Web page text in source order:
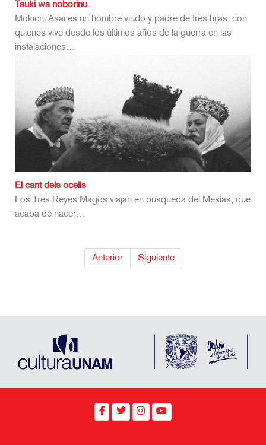
Tsuki wa noborinu
Mokichi Asai es un hombre viudo y padre de tres hijas, con
quienes vive desde los últimos años de la guerra en las
instalaciones…
El cant dels ocells
Los Tres Reyes Magos viajan en búsqueda del Mesías, que
acaba de nacer…
Anterior Siguiente